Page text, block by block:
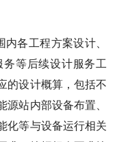
各工程方案设计、
等后续设计服务工
的设计概算，包括不
站内部设备布置、
化等与设备运行相关